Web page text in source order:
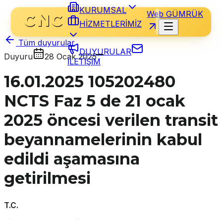
KURUMSAL
HİZMETLERİMİZ
DUYURULAR
İLETİŞİM
Web GÜMRÜK
Tüm duyurular
Duyuru
28 Ocak 2025
16.01.2025 105202480
NCTS Faz 5 de 21 ocak
2025 öncesi verilen transit
beyannamelerinin kabul
edildi aşamasına
getirilmesi
T.C.